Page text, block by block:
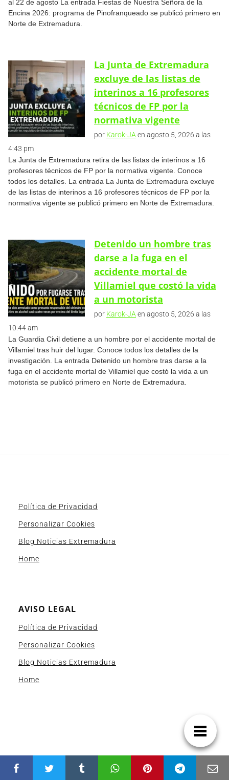
al 22 de agosto La entrada Fiestas de Nuestra Señora de la
Encina 2026: programa de Pinofranqueado se publicó primero en
Norte de Extremadura.
La Junta de Extremadura
excluye de las listas de
interinos a 16 profesores
técnicos de FP por la
normativa vigente
por Karok-JA en agosto 5, 2026 a las
4:43 pm
La Junta de Extremadura retira de las listas de interinos a 16
profesores técnicos de FP por la normativa vigente. Conoce
todos los detalles. La entrada La Junta de Extremadura excluye
de las listas de interinos a 16 profesores técnicos de FP por la
normativa vigente se publicó primero en Norte de Extremadura.
Detenido un hombre tras
darse a la fuga en el
accidente mortal de
Villamiel que costó la vida
a un motorista
por Karok-JA en agosto 5, 2026 a las
10:44 am
La Guardia Civil detiene a un hombre por el accidente mortal de
Villamiel tras huir del lugar. Conoce todos los detalles de la
investigación. La entrada Detenido un hombre tras darse a la
fuga en el accidente mortal de Villamiel que costó la vida a un
motorista se publicó primero en Norte de Extremadura.
Política de Privacidad
Personalizar Cookies
Blog Noticias Extremadura
Home
AVISO LEGAL
Política de Privacidad
Personalizar Cookies
Blog Noticias Extremadura
Home
[awpa-registration-form form_id=1]